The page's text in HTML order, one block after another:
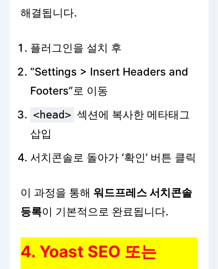
해결됩니다.
플러그인을 설치 후
“Settings > Insert Headers and
Footers”로 이동
<head> 섹션에 복사한 메타태그
삽입
서치콘솔로 돌아가 ‘확인’ 버튼 클릭
이 과정을 통해 워드프레스 서치콘솔
등록이 기본적으로 완료됩니다.
4. Yoast SEO 또는